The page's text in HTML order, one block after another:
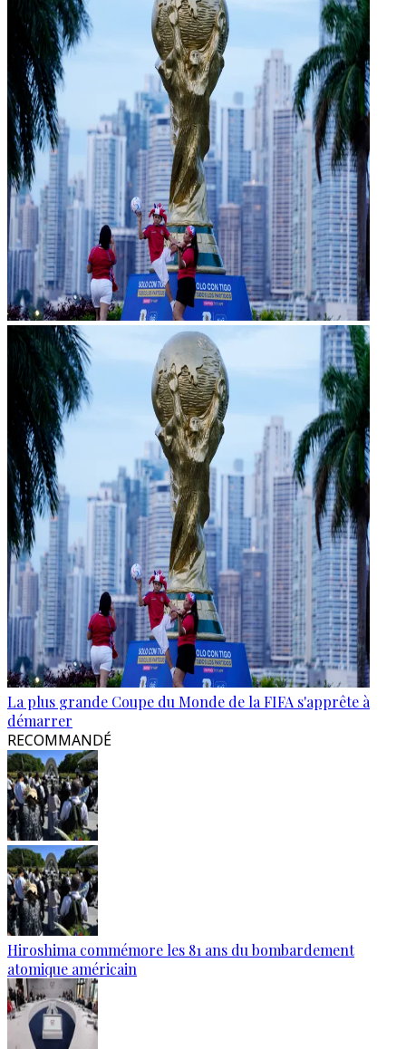
La plus grande Coupe du Monde de la FIFA s'apprête à
démarrer
RECOMMANDÉ
Hiroshima commémore les 81 ans du bombardement
atomique américain